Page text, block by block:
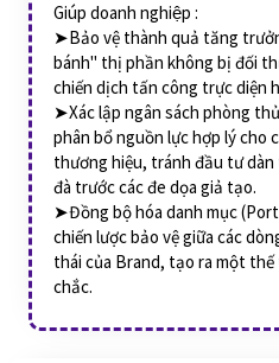
Giúp doanh nghiệp :
➤Bảo vệ thành quả tăng
bánh" thị phần không bị đối
chiến dịch tấn công trực diện
➤Xác lập ngân sách phòng
phân bổ nguồn lực hợp lý cho
thương hiệu, tránh đầu tư
đà trước các đe dọa giả tạo.
➤Đồng bộ hóa danh mục
chiến lược bảo vệ giữa các
thái của Brand, tạo ra một
chắc.